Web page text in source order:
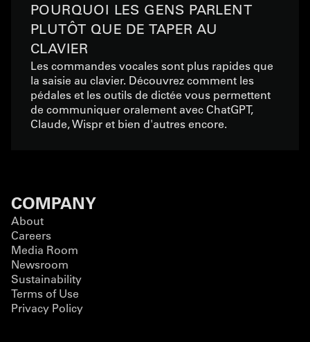
POURQUOI LES GENS PARLENT
PLUTÔT QUE DE TAPER AU
CLAVIER
Les commandes vocales sont plus rapides que
la saisie au clavier. Découvrez comment les
pédales et les outils de dictée vous permettent
de communiquer oralement avec ChatGPT,
Claude, Wispr et bien d'autres encore.
COMPANY
About
Careers
Media Room
Newsroom
Sustainability
Terms of Use
Privacy Policy